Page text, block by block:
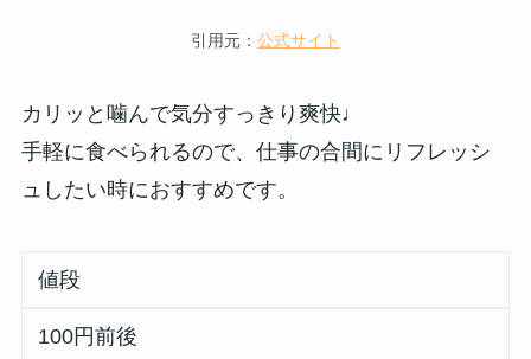
引用元： 公式サイト
カリッと噛んで気分すっきり爽快♩
手軽に食べられるので、仕事の合間にリフレッシ
ュしたい時におすすめです。
値段
100円前後